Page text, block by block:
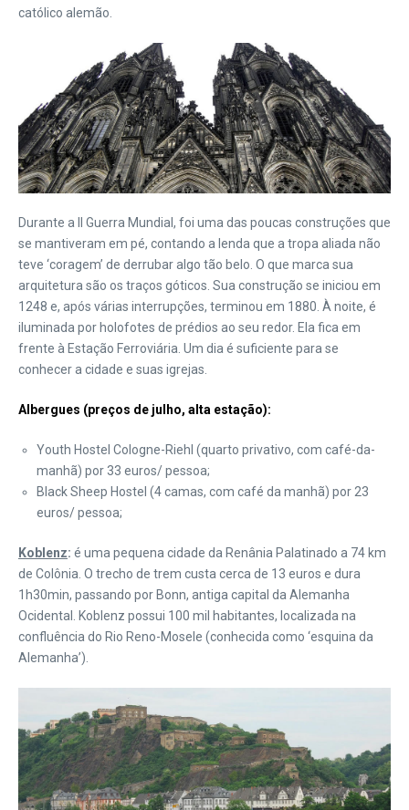
católico alemão.
Durante a II Guerra Mundial, foi uma das poucas construções que
se mantiveram em pé, contando a lenda que a tropa aliada não
teve ‘coragem’ de derrubar algo tão belo. O que marca sua
arquitetura são os traços góticos. Sua construção se iniciou em
1248 e, após várias interrupções, terminou em 1880. À noite, é
iluminada por holofotes de prédios ao seu redor. Ela fica em
frente à Estação Ferroviária. Um dia é suficiente para se
conhecer a cidade e suas igrejas.
Albergues (preços de julho, alta estação):
Youth Hostel Cologne-Riehl (quarto privativo, com café-da-
manhã) por 33 euros/ pessoa;
Black Sheep Hostel (4 camas, com café da manhã) por 23
euros/ pessoa;
Koblenz: é uma pequena cidade da Renânia Palatinado a 74 km
de Colônia. O trecho de trem custa cerca de 13 euros e dura
1h30min, passando por Bonn, antiga capital da Alemanha
Ocidental. Koblenz possui 100 mil habitantes, localizada na
confluência do Rio Reno-Mosele (conhecida como ‘esquina da
Alemanha’).